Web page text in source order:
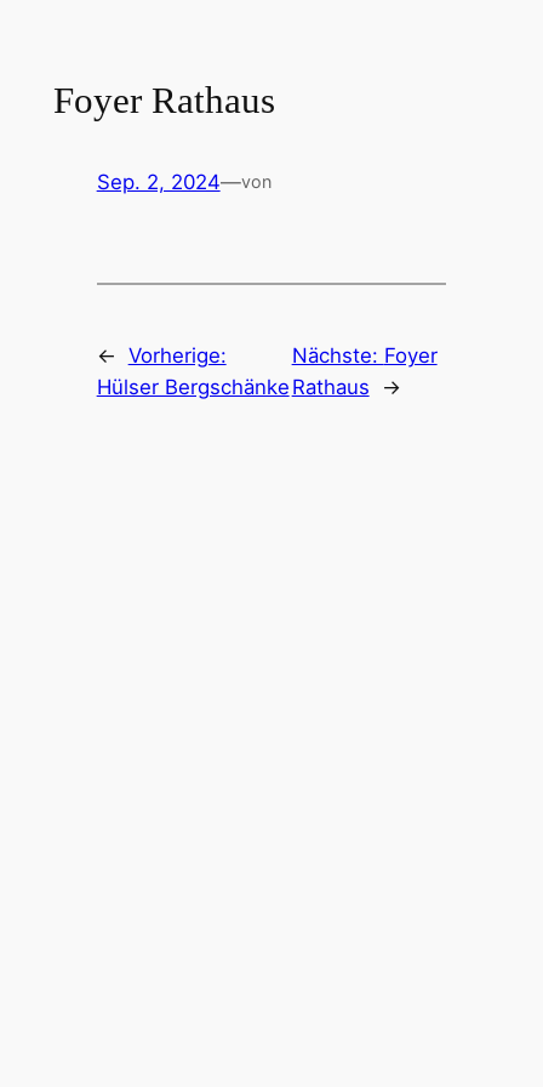
springenFoyer Rathaus
Sep. 2, 2024—von
← Vorherige:
Hülser Bergschänke
Nächste: Foyer
Rathaus
→